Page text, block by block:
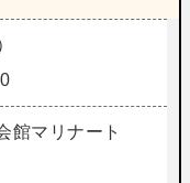
館マリナート